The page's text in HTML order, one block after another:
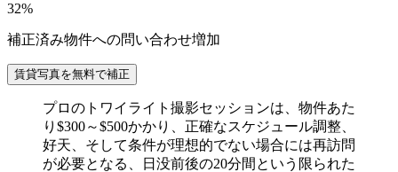
32%
補正済み物件への問い合わせ増加
賃貸写真を無料で補正
プロのトワイライト撮影セッションは、物件あた
り$300～$500かかり、正確なスケジュール調整、
好天、そして条件が理想的でない場合には再訪問
が必要となる、日没前後の20分間という限られた